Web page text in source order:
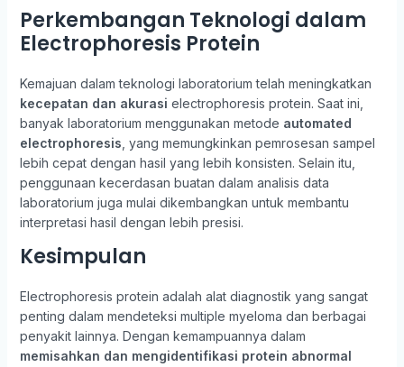
Perkembangan Teknologi dalam
Electrophoresis Protein
Kemajuan dalam teknologi laboratorium telah meningkatkan
kecepatan dan akurasi electrophoresis protein. Saat ini,
banyak laboratorium menggunakan metode automated
electrophoresis , yang memungkinkan pemrosesan sampel
lebih cepat dengan hasil yang lebih konsisten. Selain itu,
penggunaan kecerdasan buatan dalam analisis data
laboratorium juga mulai dikembangkan untuk membantu
interpretasi hasil dengan lebih presisi.
Kesimpulan
Electrophoresis protein adalah alat diagnostik yang sangat
penting dalam mendeteksi multiple myeloma dan berbagai
penyakit lainnya. Dengan kemampuannya dalam
memisahkan dan mengidentifikasi protein abnormal